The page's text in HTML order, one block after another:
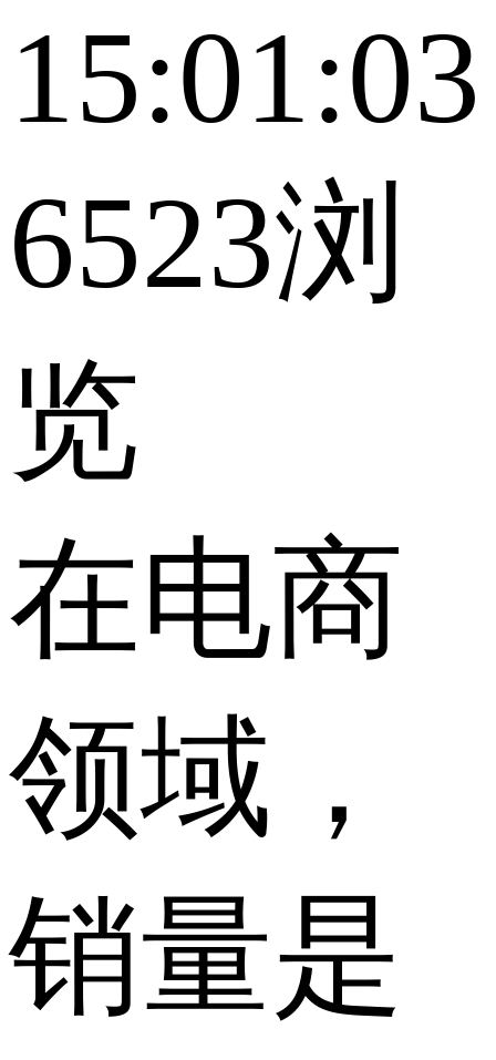
15:01:03
6523浏
览
在电商
领域，
销量是